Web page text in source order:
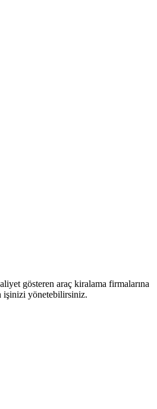
gösteren araç kiralama firmalarına
işinizi yönetebilirsiniz.